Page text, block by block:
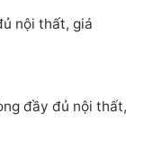
nội thất, giá
đầy đủ nội thất,